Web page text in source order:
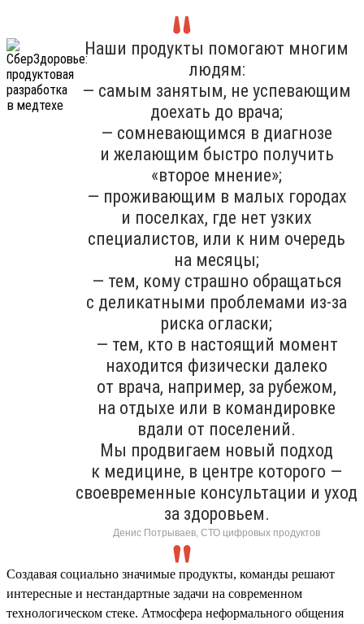
Наши продукты помогают многим
людям:
— самым занятым, не успевающим
доехать до врача;
— сомневающимся в диагнозе
и желающим быстро получить
«второе мнение»;
— проживающим в малых городах
и поселках, где нет узких
специалистов, или к ним очередь
на месяцы;
— тем, кому страшно обращаться
с деликатными проблемами из-за
риска огласки;
— тем, кто в настоящий момент
находится физически далеко
от врача, например, за рубежом,
на отдыхе или в командировке
вдали от поселений.
Мы продвигаем новый подход
к медицине, в центре которого —
своевременные консультации и уход
за здоровьем.
Денис Потрываев, СТО цифровых продуктов
Создавая социально значимые продукты, команды решают
интересные и нестандартные задачи на современном
технологическом стеке. Атмосфера неформального общения